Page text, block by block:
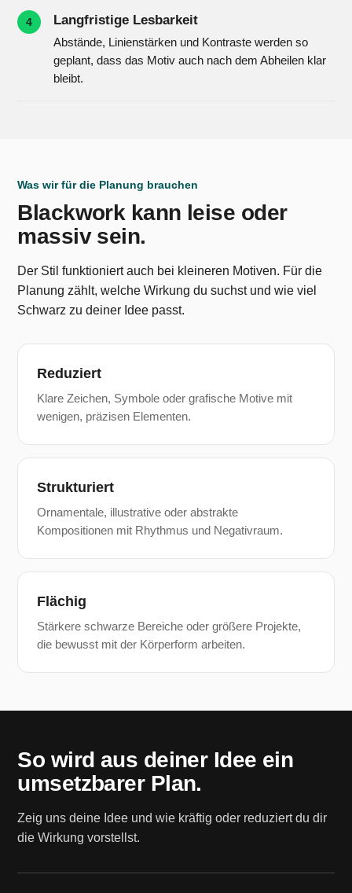
4 Langfristige Lesbarkeit
Abstände, Linienstärken und Kontraste werden so
geplant, dass das Motiv auch nach dem Abheilen klar
bleibt.
Was wir für die Planung brauchen
Blackwork kann leise oder
massiv sein.
Der Stil funktioniert auch bei kleineren Motiven. Für die
Planung zählt, welche Wirkung du suchst und wie viel
Schwarz zu deiner Idee passt.
Reduziert
Klare Zeichen, Symbole oder grafische Motive mit
wenigen, präzisen Elementen.
Strukturiert
Ornamentale, illustrative oder abstrakte
Kompositionen mit Rhythmus und Negativraum.
Flächig
Stärkere schwarze Bereiche oder größere Projekte,
die bewusst mit der Körperform arbeiten.
So wird aus deiner Idee ein
umsetzbarer Plan.
Zeig uns deine Idee und wie kräftig oder reduziert du dir
die Wirkung vorstellst.